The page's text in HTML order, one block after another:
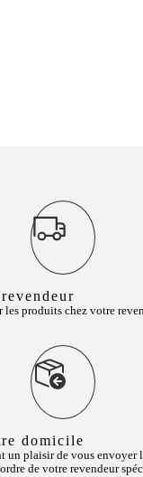
les produits chez votre
domicile
un plaisir de vous envoyer
de votre revendeur